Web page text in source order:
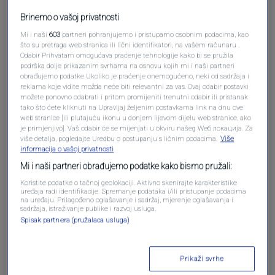
Oglas
Brinemo o vašoj privatnosti
Mi i naši603 partneri pohranjujemo i pristupamo osobnim podacima, kao
što su pretraga web stranica ili lični identifikatori, na vašem računaru .
Odabir Prihvatam omogućava praćenje tehnologije kako bi se pružila
podrška dolje prikazanim svrhama na osnovu kojih mi i naši partneri
obrađujemo podatke Ukoliko je praćenje onemogućeno, neki od sadržaja i
reklama koje vidite možda neće biti relevantni za vas. Ovaj odabir postavki
možete ponovno odabrati i pritom promijeniti trenutni odabir ili pristanak
tako što ćete kliknuti na Upravljaj željenim postavkama link na dnu ove
web stranice [ili plutajuću ikonu u donjem lijevom dijelu web stranice, ako
je primjenjivo]. Vaš odabir će se mijenjati u okviru našeg Wеб локација. Za
više detalja, pogledajte Uredbu o postupanju s ličnim podacima. Više
informacija o vašoj privatnosti
Mi i naši partneri obrađujemo podatke kako bismo pružali:
Koristite podatke o tačnoj geolokaciji. Aktivno skenirajte karakteristike
uređaja radi identifikacije. Spremanje podataka i/ili pristupanje podacima
na uređaju. Prilagođeno oglašavanje i sadržaj, mjerenje oglašavanja i
sadržaja, istraživanje publike i razvoj usluga.
Spisak partnera (pružalaca usluga)
Prikaži svrhe